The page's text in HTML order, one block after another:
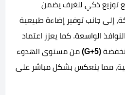
توزيع ذكي للغرف يضمن
إلى جانب توفير إضاءة طبيعية
الواسعة. كما يعزز اعتماد
(G+5)
من مستوى الهدوء
مما ينعكس بشكل مباشر على